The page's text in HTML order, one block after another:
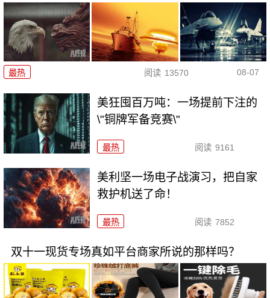
最热 阅读 13570 08-07
美狂囤百万吨：一场提前下注的
\"铜牌军备竞赛\"
最热 阅读 9161
美利坚一场电子战演习，把自家
救护机送了命！
最热 阅读 7852
双十一现货专场真如平台商家所说的那样吗？